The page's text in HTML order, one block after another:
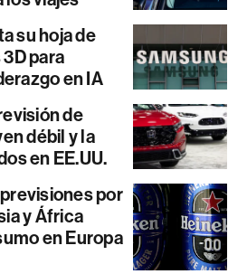
su hoja de
para
en IA
de
débil y la
en EE.UU.
por
y África
en Europa